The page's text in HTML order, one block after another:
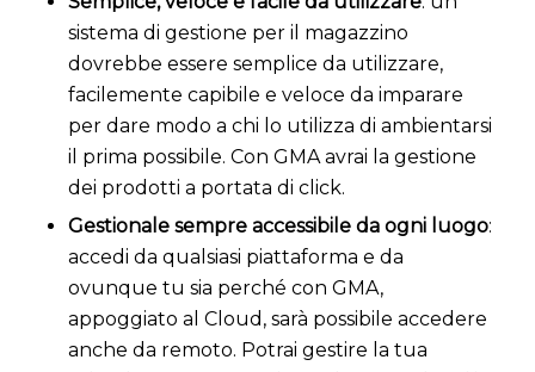
sistema di gestione per il magazzino
dovrebbe essere semplice da utilizzare,
facilemente capibile e veloce da imparare
per dare modo a chi lo utilizza di ambientarsi
il prima possibile. Con GMA avrai la gestione
dei prodotti a portata di click.
Gestionale sempre accessibile da ogni luogo:
accedi da qualsiasi piattaforma e da
ovunque tu sia perché con GMA,
appoggiato al Cloud, sarà possibile accedere
anche da remoto. Potrai gestire la tua